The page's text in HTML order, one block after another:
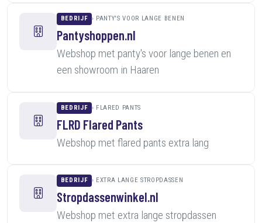
BEDRIJF PANTY'S VOOR LANGE BENEN
Pantyshoppen.nl
Webshop met panty's voor lange benen en
een showroom in Haaren
BEDRIJF FLARED PANTS
FLRD Flared Pants
Webshop met flared pants extra lang
BEDRIJF EXTRA LANGE STROPDASSEN
Stropdassenwinkel.nl
Webshop met extra lange stropdassen